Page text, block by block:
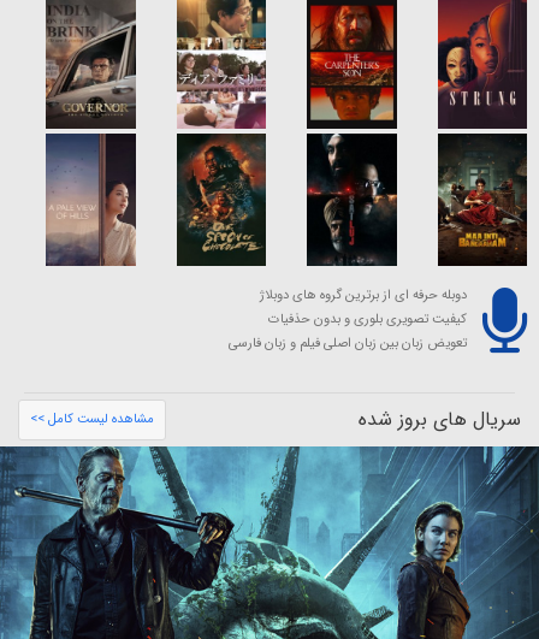
دوبله حرفه ای از برترین گروه های دوبلاژ
کیفیت تصویری بلوری و بدون حذفیات
تعویض زبان بین زبان اصلی فیلم و زبان فارسی
سریال های بروز شده مشاهده لیست کامل >>